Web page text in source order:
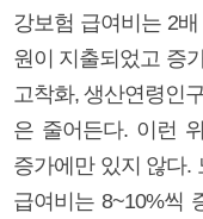
강보험 급여비는 2
원이 지출되었고 증
고착화, 생산연령인
은 줄어든다. 이런
증가에만 있지 않다.
급여비는 8~10%씩